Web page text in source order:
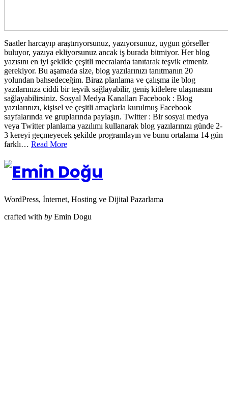
Saatler harcayıp araştırıyorsunuz, yazıyorsunuz, uygun görseller
buluyor, yazıya ekliyorsunuz ancak iş burada bitmiyor. Her blog
yazısını en iyi şekilde çeşitli mecralarda tanıtarak teşvik etmeniz
gerekiyor. Bu aşamada size, blog yazılarınızı tanıtmanın 20
yolundan bahsedeceğim. Biraz planlama ve çalışma ile blog
yazılarınıza ciddi bir teşvik sağlayabilir, geniş kitlelere ulaşmasını
sağlayabilirsiniz. Sosyal Medya Kanalları Facebook : Blog
yazılarınızı, kişisel ve çeşitli amaçlarla kurulmuş Facebook
sayfalarında ve gruplarında paylaşın. Twitter : Bir sosyal medya
veya Twitter planlama yazılımı kullanarak blog yazılarınızı günde 2-
3 kereyi geçmeyecek şekilde programlayın ve bunu ortalama 14 gün
farklı… Read More
WordPress, İnternet, Hosting ve Dijital Pazarlama
crafted with by Emin Dogu